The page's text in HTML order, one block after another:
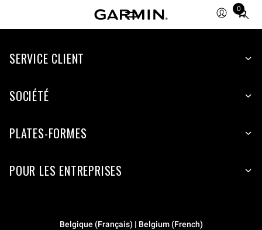
0
Total
items
cart:
SERVICE CLIENT
SOCIÉTÉ
PLATES-FORMES
POUR LES ENTREPRISES
Belgique (Français) | Belgium (French)